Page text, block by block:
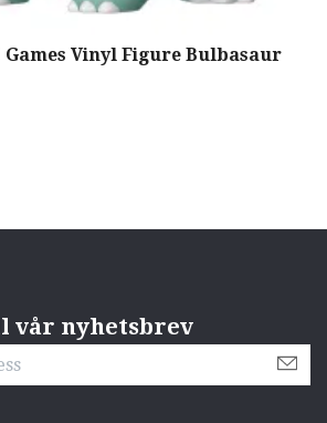
Games Vinyl Figure Bulbasaur
vår nyhetsbrev